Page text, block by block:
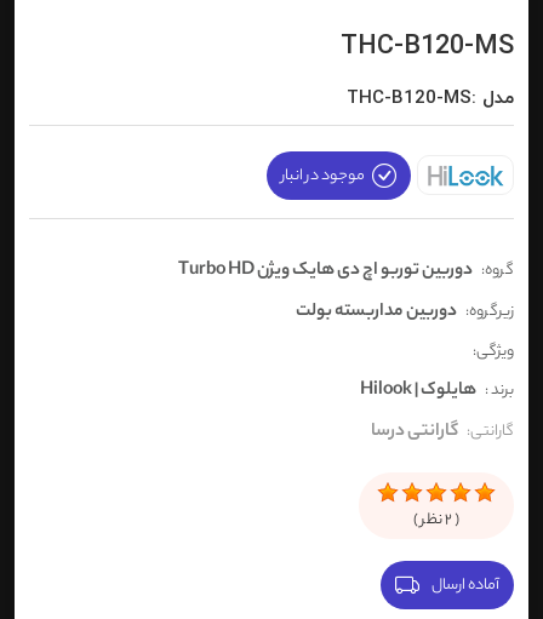
THC-B120-MS
مدل :THC-B120-MS
موجود در انبار
گروه: دوربین توربو اچ دی هایک ویژن Turbo HD
زیرگروه: دوربین مداربسته بولت
ویژگی:
برند : هایلوک | Hilook
گارانتی: گارانتی درسا
(
2نظر )
آماده ارسال